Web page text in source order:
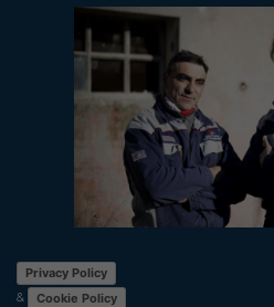
Privacy Policy
&
Cookie Policy